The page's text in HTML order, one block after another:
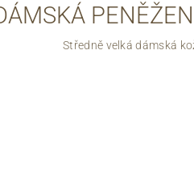
Středně velká dámská